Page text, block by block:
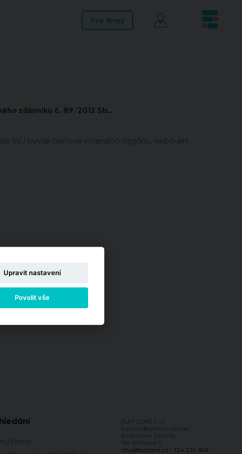
Pro firmy
zákoníku č. 89/2012 Sb..
SVJ bývají členové voleného orgánu, nebo jimi
Praha
info@flatzone.cz
724 274 348
Upravit nastavení
Povolit vše